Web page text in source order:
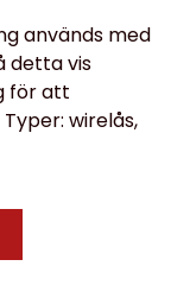
används med
detta vis
för att
wirelås,